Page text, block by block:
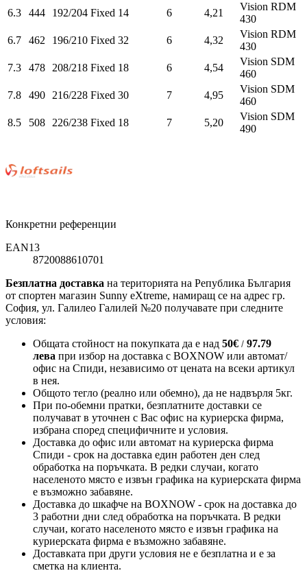
6.3
444 192/204 Fixed 14 6 4,21
Vision RDM
430
6.7
462 196/210 Fixed 32 6 4,32
Vision RDM
430
7.3
478 208/218 Fixed 18 6 4,54
Vision SDM
460
7.8
490 216/228 Fixed 30 7 4,95
Vision SDM
460
8.5
508 226/238 Fixed 18 7 5,20
Vision SDM
490
Конкретни референции
EAN13
8720088610701
Безплатна доставка на територията на Република България
от спортен магазин Sunny eXtreme, намиращ се на адрес гр.
София, ул. Галилео Галилей №20 получавате при следните
условия:
Общата стойност на покупката да е над 50€ / 97.79
лева при избор на доставка с BOXNOW или автомат/
офис на Спиди, независимо от цената на всеки артикул
в нея.
Общото тегло (реално или обемно), да не надвърля 5кг.
При по-обемни пратки, безплатните доставки се
получават в уточнен с Вас офис на куриерска фирма,
избрана според специфичните и условия.
Доставка до офис или автомат на куриерска фирма
Спиди - срок на доставка един работен ден след
обработка на поръчката. В редки случаи, когато
населеното място е извън графика на куриерската фирма
е възможно забавяне.
Доставка до шкафче на BOXNOW - срок на доставка до
3 работни дни след обработка на поръчката. В редки
случаи, когато населеното място е извън графика на
куриерската фирма е възможно забавяне.
Доставката при други условия не е безплатна и е за
сметка на клиента.